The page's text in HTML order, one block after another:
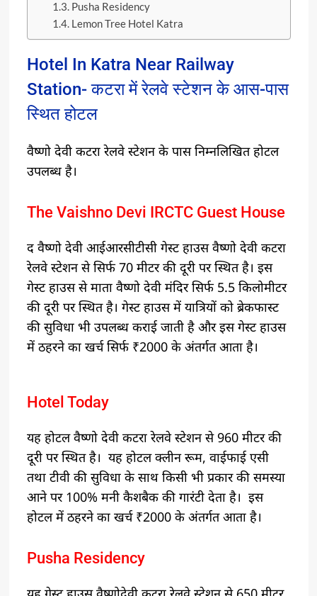
Pusha Residency
Lemon Tree Hotel Katra
Hotel In Katra Near Railway
Station- कटरा में रेलवे स्टेशन के आस-पास
स्थित होटल
वैष्णो देवी कटरा रेलवे स्टेशन के पास निम्नलिखित होटल
उपलब्ध है।
The Vaishno Devi IRCTC Guest House
द वैष्णो देवी आईआरसीटीसी गेस्ट हाउस वैष्णो देवी कटरा
रेलवे स्टेशन से सिर्फ 70 मीटर की दूरी पर स्थित है। इस
गेस्ट हाउस से माता वैष्णो देवी मंदिर सिर्फ 5.5 किलोमीटर
की दूरी पर स्थित है। गेस्ट हाउस में यात्रियों को ब्रेकफास्ट
की सुविधा भी उपलब्ध कराई जाती है और इस गेस्ट हाउस
में ठहरने का खर्च सिर्फ ₹2000 के अंतर्गत आता है। ‌
Hotel Today
यह होटल वैष्णो देवी कटरा रेलवे स्टेशन से 960 मीटर की
दूरी पर स्थित है। ‌ यह होटल क्लीन रूम, वाईफाई एसी
तथा टीवी की सुविधा के साथ किसी भी प्रकार की समस्या
आने पर 100% मनी कैशबैक की गारंटी देता है। ‌ इस
होटल में ठहरने का खर्च ₹2000 के अंतर्गत आता है।
Pusha Residency